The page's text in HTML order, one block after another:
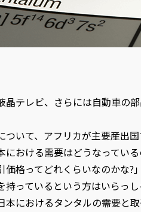
晶テレビ、さらには自動車の
ついて、アフリカが主要産出
における需要はどうなっている
価格ってどれくらいなのかな?」
持っているという方はいらっ
本におけるタンタルの需要と